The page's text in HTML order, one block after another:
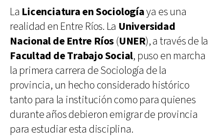
La Licenciatura en Sociologíaya es una
realidad en Entre Ríos. La Universidad
Nacional de Entre Ríos (UNER), a través de la
Facultad de Trabajo Social, puso en marcha
la primera carrera de Sociología de la
provincia, un hecho considerado histórico
tanto para la institución como para quienes
durante años debieron emigrar de provincia
para estudiar esta disciplina.